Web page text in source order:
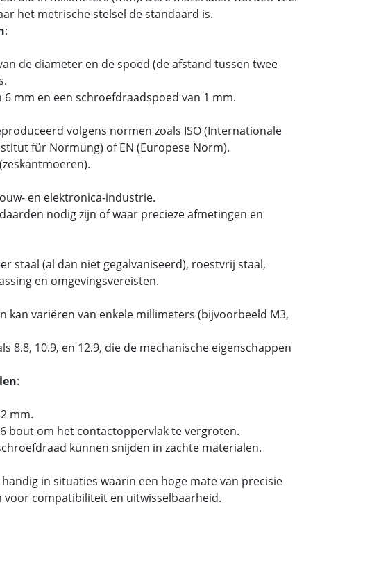
het metrische stelsel de standaard is.
:
de diameter en de spoed (de afstand tussen twee
mm en een schroefdraadspoed van 1 mm.
volgens normen zoals ISO (Internationale
für Normung) of EN (Europese Norm).
en elektronica-industrie.
nodig zijn of waar precieze afmetingen en
staal (al dan niet gegalvaniseerd), roestvrij staal,
en omgevingsvereisten.
variëren van enkele millimeters (bijvoorbeeld M3,
8.8, 10.9, en 12.9, die de mechanische eigenschappen
:
mm.
bout om het contactoppervlak te vergroten.
kunnen snijden in zachte materialen.
in situaties waarin een hoge mate van precisie
voor compatibiliteit en uitwisselbaarheid.